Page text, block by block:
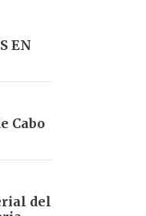
EN
Cabo
del